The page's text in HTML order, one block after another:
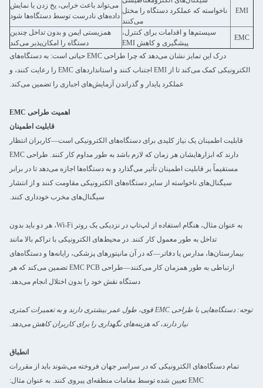
EMI
ناخواسته که عملکرد دستگاه را مختل
می‌کنند
می‌تواند باعث خرابی، یخ زدن یا نمایش
داده‌های نادرست توسط دستگاه‌ها شود
EMC
سیستم‌ها و اقدامات برای کنترل،
پیشگیری و کاهش EMI
همزیستی ایمن و بدون تداخل چندین
دستگاه را امکان‌پذیر می‌کند
درک این تمایز نشان می‌دهد که چرا طراحی EMC حیاتی است: به دستگاه‌های
الکترونیکی کمک می‌کند تا از EMI اجتناب کنند و استانداردهای EMC را رعایت کنند، و
عملکرد پایدار و گذراندن آزمایش‌های اجباری را تضمین می‌کند.
اهمیت طراحی EMC
قابلیت اطمینان
قابلیت اطمینان یک نیاز کلیدی برای دستگاه‌های الکترونیکی است—کاربران انتظار
دارند که ابزارهایشان هر زمان که لازم باشد به طور مداوم کار کنند. طراحی EMC
مستقیماً بر قابلیت اطمینان تأثیر می‌گذارد و به دستگاه‌ها اجازه می‌دهد تا در برابر
سیگنال‌های ناخواسته از سایر دستگاه‌های الکترونیکی مقاومت کنند و از انتشار
سیگنال‌های مخرب خودداری کنند.
به عنوان مثال، هنگام استفاده از لپ‌تاپ در نزدیکی یک روتر Wi-Fi، هر دو باید بدون
تداخل به طور معمول کار کنند. در محیط‌های الکترونیکی با تراکم بالا مانند
بیمارستان‌ها، مدارس یا دفاتر—که در آن مانیتورهای پزشکی، رایانه‌ها و دستگاه‌های
ارتباطی به طور همزمان کار می‌کنند—طراحی EMC PCB تضمین می‌کند که هر
دستگاه نقش خود را بدون اختلال انجام می‌دهد.
توجه: دستگاه‌هایی با طراحی EMC قوی، طول عمر بیشتری دارند و به تعمیرات کمتری
نیاز دارند، که هزینه‌های نگهداری را برای کاربران کاهش می‌دهد.
انطباق
تمام دستگاه‌های الکترونیکی که در سراسر جهان فروخته می‌شوند باید از مقررات
EMC تعیین شده توسط مقامات منطقه‌ای پیروی کنند. به عنوان مثال: